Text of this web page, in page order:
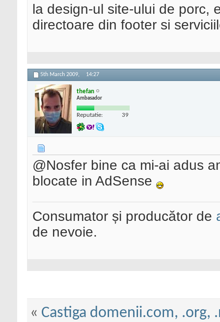
la design-ul site-ului de porc,
directoare din footer si
5th March 2009, 14:27
thefan
Ambasador
Reputatie: 39
@Nosfer bine ca mi-ai adus
blocate in AdSense
Consumator și producător de
de nevoie.
« Castiga domenii.com, .org,